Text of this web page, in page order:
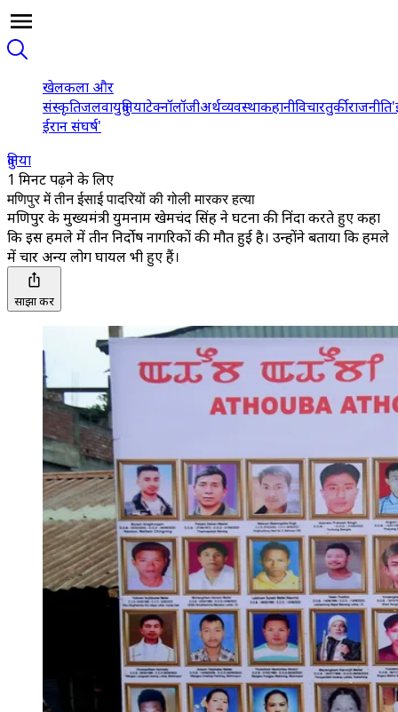
खेलकला और
संस्कृतिजलवायुदुनियाटेक्नॉलॉजीअर्थव्यवस्थाकहानीविचारतुर्कीराजनीति
ईरान संघर्ष'
दुनिया
1 मिनट पढ़ने के लिए
मणिपुर में तीन ईसाई पादरियों की गोली मारकर हत्या
मणिपुर के मुख्यमंत्री युमनाम खेमचंद सिंह ने घटना की निंदा करते हुए कहा
कि इस हमले में तीन निर्दोष नागरिकों की मौत हुई है। उन्होंने बताया कि हमले
में चार अन्य लोग घायल भी हुए हैं।
साझा करें